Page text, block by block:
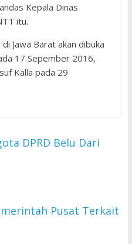
Kepala Dinas
itu.
Jawa Barat akan dibuka
17 Sepember 2016,
Kalla pada 29
DPRD Belu Dari
Pusat Terkait